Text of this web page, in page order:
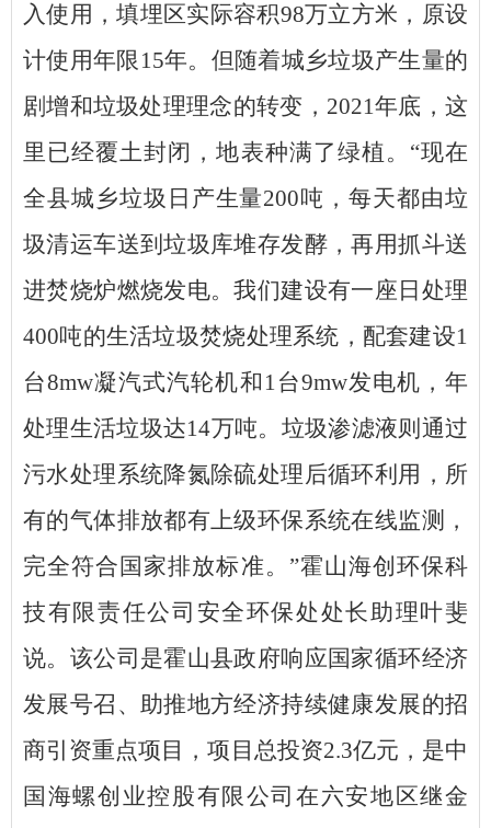
入使用，填埋区实际容积98万立方米，原设
计使用年限15年。但随着城乡垃圾产生量的
剧增和垃圾处理理念的转变，2021年底，这
里已经覆土封闭，地表种满了绿植。“现在
全县城乡垃圾日产生量200吨，每天都由垃
圾清运车送到垃圾库堆存发酵，再用抓斗送
进焚烧炉燃烧发电。我们建设有一座日处理
400吨的生活垃圾焚烧处理系统，配套建设1
台8mw凝汽式汽轮机和1台9mw发电机，年
处理生活垃圾达14万吨。垃圾渗滤液则通过
污水处理系统降氮除硫处理后循环利用，所
有的气体排放都有上级环保系统在线监测，
完全符合国家排放标准。”霍山海创环保科
技有限责任公司安全环保处处长助理叶斐
说。该公司是霍山县政府响应国家循环经济
发展号召、助推地方经济持续健康发展的招
商引资重点项目，项目总投资2.3亿元，是中
国海螺创业控股有限公司在六安地区继金